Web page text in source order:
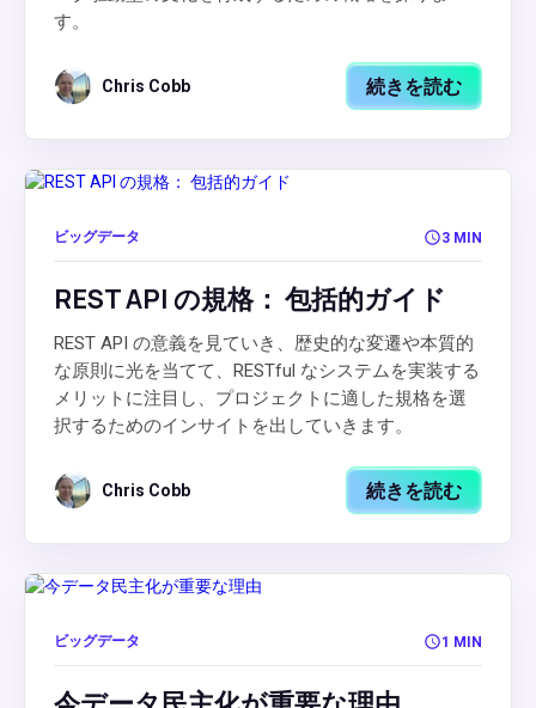
す。
Chris Cobb 続きを読む
ビッグデータ 3 MIN
REST API の規格： 包括的ガイド
REST API の意義を見ていき、歴史的な変遷や本質的
な原則に光を当てて、RESTful なシステムを実装する
メリットに注目し、プロジェクトに適した規格を選
択するためのインサイトを出していきます。
Chris Cobb 続きを読む
ビッグデータ 1 MIN